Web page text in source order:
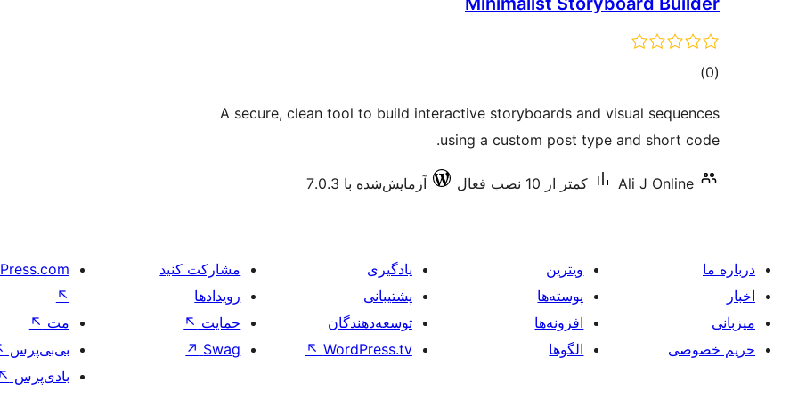
(0 مجموع)
A secure, clean tool to build interactive storyboards and visual sequences
using a custom post type and short code.
Ali J Online کمتر از 10 نصب فعال آزمایش‌شده با 7.0.3
درباره ما
اخبار
میزبانی
حریم خصوصی
ویترین
پوسته‌ها
افزونه‌ها
الگوها
یادگیری
پشتیبانی
توسعه‌دهندگان
WordPress.tv
↖
مشارکت کنید
رویدادها
حمایت ↖
Swag
↗
↖
مت ↖
بی‌بی‌پرس
بادی‌پرس